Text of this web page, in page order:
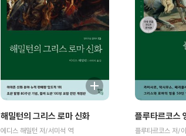
해밀턴의 그리스 로마 신화
에디스 해밀턴 저/서미석 역
플루타르코스
플루타르코스 저/